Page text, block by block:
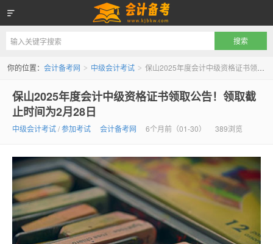
会计备考网
你的位置： 会计备考网 > 中级会计考试 > 保山2025年度会计中级资格证书领取公告！领取截止时间为2月28日
保山2025年度会计中级资格证书领取公告！领取截
止时间为2月28日
中级会计考试/参加考试 会计备考网 6个月前（01-30） 389浏览